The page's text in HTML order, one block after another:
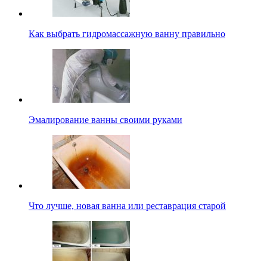
Как выбрать гидромассажную ванну правильно
Эмалирование ванны своими руками
Что лучше, новая ванна или реставрация старой